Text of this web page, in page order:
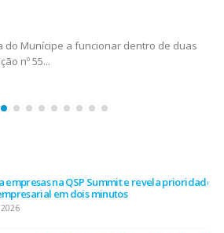
do Munícipe a funcionar dentro de duas
nº 55...
na QSP Summit e revela prioridades
em dois minutos